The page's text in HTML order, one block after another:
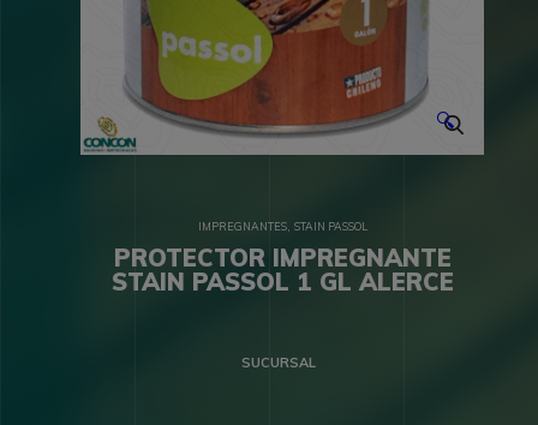
🔍
IMPREGNANTES, STAIN PASSOL
PROTECTOR IMPREGNANTE
STAIN PASSOL 1 GL ALERCE
SUCURSAL